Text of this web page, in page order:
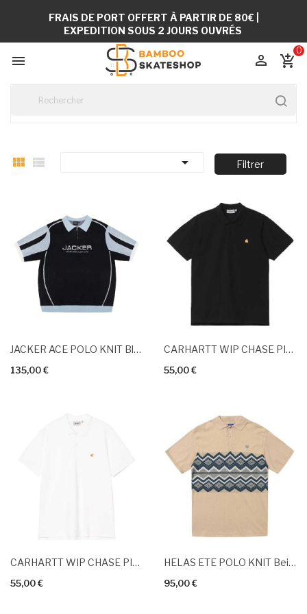
FRAIS DE PORT OFFERT À PARTIR DE 80€ |
EXPEDITION SOUS 2 JOURS OUVRÉS
 add_shopping_cart
0

   Filtrer
JACKER ACE POLO KNIT Black Blue
135,00 €
CARHARTT WIP CHASE PIQUE POLO Black Gold
55,00 €
CARHARTT WIP CHASE PIQUE POLO White Gold
55,00 €
HELAS ETE POLO KNIT Beige
95,00 €